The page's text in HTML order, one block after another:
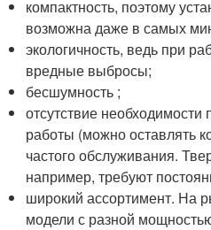
компактность, поэтому
возможна даже в самых
экологичность, ведь при
вредные выбросы;
бесшумность ;
отсутствие необходимости
работы (можно оставлять
частого обслуживания.
например, требуют
широкий ассортимент. На
модели с разной